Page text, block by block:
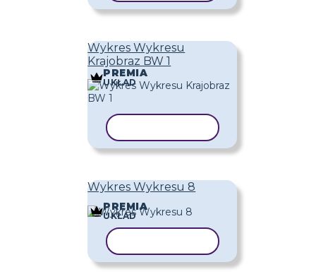
Wykres Wykresu
Krajobraz BW 1
PREMIA
UKŁAD
Wykres Wykresu 8
PREMIA
UKŁAD